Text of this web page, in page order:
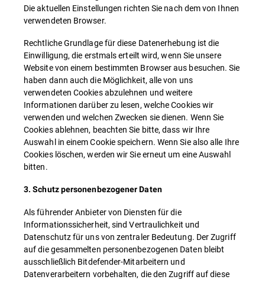
Die aktuellen Einstellungen richten Sie nach dem von Ihnen
verwendeten Browser.
Rechtliche Grundlage für diese Datenerhebung ist die
Einwilligung, die erstmals erteilt wird, wenn Sie unsere
Website von einem bestimmten Browser aus besuchen. Sie
haben dann auch die Möglichkeit, alle von uns
verwendeten Cookies abzulehnen und weitere
Informationen darüber zu lesen, welche Cookies wir
verwenden und welchen Zwecken sie dienen. Wenn Sie
Cookies ablehnen, beachten Sie bitte, dass wir Ihre
Auswahl in einem Cookie speichern. Wenn Sie also alle Ihre
Cookies löschen, werden wir Sie erneut um eine Auswahl
bitten.
3. Schutz personenbezogener Daten
Als führender Anbieter von Diensten für die
Informationssicherheit, sind Vertraulichkeit und
Datenschutz für uns von zentraler Bedeutung. Der Zugriff
auf die gesammelten personenbezogenen Daten bleibt
ausschließlich Bitdefender-Mitarbeitern und
Datenverarbeitern vorbehalten, die den Zugriff auf diese